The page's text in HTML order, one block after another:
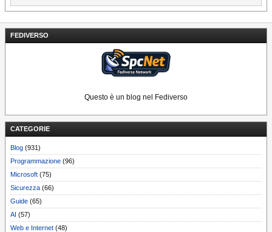
FEDIVERSO
Questo è un blog nel Fediverso
CATEGORIE
Blog (931)
Programmazione (96)
Microsoft (75)
Sicurezza (66)
Guide (65)
AI (57)
Web e Internet (48)